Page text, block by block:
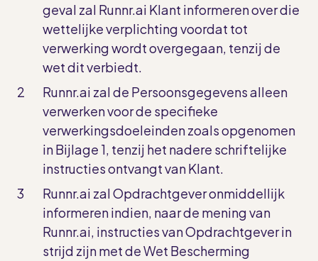
geval zal Runnr.ai Klant informeren over die
wettelijke verplichting voordat tot
verwerking wordt overgegaan, tenzij de
wet dit verbiedt.
Runnr.ai zal de Persoonsgegevens alleen
verwerken voor de specifieke
verwerkingsdoeleinden zoals opgenomen
in Bijlage 1, tenzij het nadere schriftelijke
instructies ontvangt van Klant.
Runnr.ai zal Opdrachtgever onmiddellijk
informeren indien, naar de mening van
Runnr.ai, instructies van Opdrachtgever in
strijd zijn met de Wet Bescherming